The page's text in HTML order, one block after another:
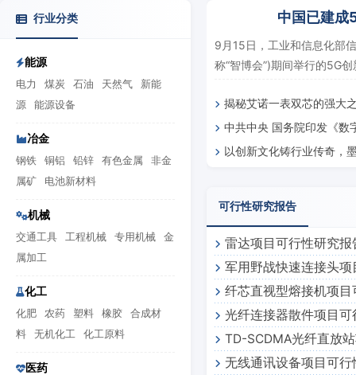
行业分类
能源
电力 煤炭 石油 天然气
新能
源
能源设备
冶金
钢铁 铜铝 铅锌 有色金属
非金
属矿
电池新材料
机械
交通工具 工程机械 专用机械
金
属加工
化工
化肥 农药 塑料 橡胶
合成材
料
无机化工 化工原料
医药
中国已建成
9月15日，工业和信息化部
称“智博会”)期间举行的5G
揭秘艾诺一表双芯的强大
懂中共中央 国务院印发《数
布局规划》
以创新文化铸行业传奇，
可行性研究报告
雷达项目可行性研究报
军用野战快速连接头
纤芯直视型熔接机项
光纤连接器散件项目
TD-SCDMA光纤直放
无线通讯设备项目可行